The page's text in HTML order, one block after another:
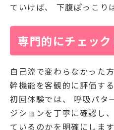
ていけば、 下腹ぽっこり
専門的にチェッ
自己流で変わらなかった
幹機能を客観的に評価す
初回体験では、 呼吸パタ
ジションを丁寧に確認し
ているのかを明確にします